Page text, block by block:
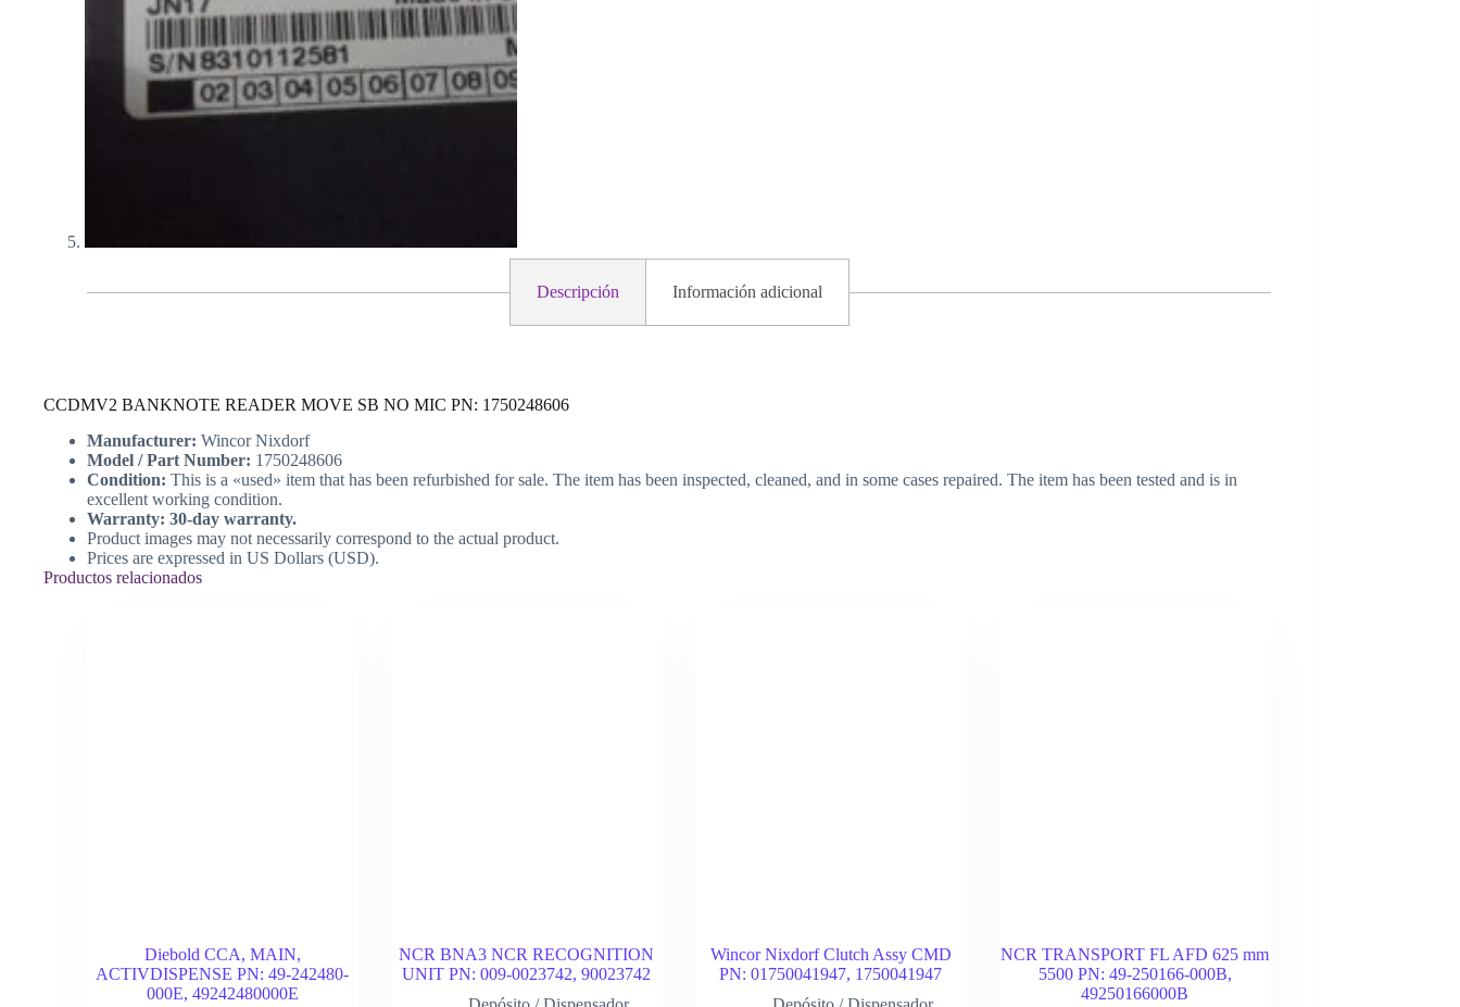
Descripción Información adicional
CCDMV2 BANKNOTE READER MOVE SB NO MIC PN: 1750248606
Manufacturer: Wincor Nixdorf
Model / Part Number: 1750248606
Condition: This is a «used» item that has been refurbished for sale. The item has been inspected, cleaned, and in some cases repaired. The item has been tested and is in
excellent working condition.
Warranty: 30-day warranty.
Product images may not necessarily correspond to the actual product.
Prices are expressed in US Dollars (USD).
Productos relacionados
Diebold CCA, MAIN,
ACTIVDISPENSE PN: 49-242480-
000E, 49242480000E
NCR BNA3 NCR RECOGNITION
UNIT PN: 009-0023742, 90023742
Wincor Nixdorf Clutch Assy CMD
PN: 01750041947, 1750041947
NCR TRANSPORT FL AFD 625 mm
5500 PN: 49-250166-000B,
49250166000B